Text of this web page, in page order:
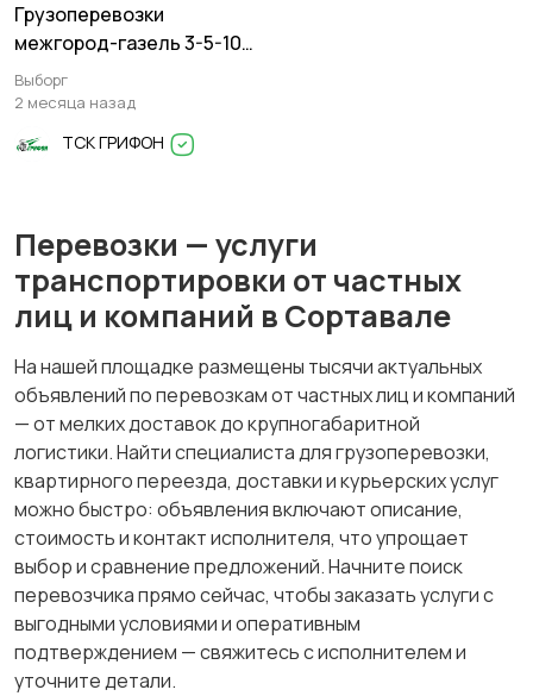
Грузоперевозки
межгород-газель 3-5-10
тонн
Выборг
2 месяца назад
ТСК ГРИФОН
Перевозки — услуги
транспортировки от частных
лиц и компаний в Сортавале
На нашей площадке размещены тысячи актуальных
объявлений по перевозкам от частных лиц и компаний
— от мелких доставок до крупногабаритной
логистики. Найти специалиста для грузоперевозки,
квартирного переезда, доставки и курьерских услуг
можно быстро: объявления включают описание,
стоимость и контакт исполнителя, что упрощает
выбор и сравнение предложений. Начните поиск
перевозчика прямо сейчас, чтобы заказать услуги с
выгодными условиями и оперативным
подтверждением — свяжитесь с исполнителем и
уточните детали.